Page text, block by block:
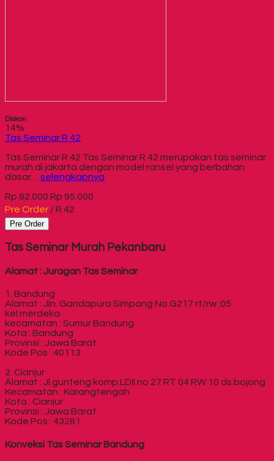
Diskon
14%
Tas Seminar R 42
Tas Seminar R 42 Tas Seminar R 42 merupakan tas seminar
murah di jakarta dengan model ransel yang berbahan
dasar… selengkapnya
Rp 82.000 Rp 95.000
Pre Order / R 42
Pre Order
Tas Seminar Murah Pekanbaru
Alamat : Juragan Tas Seminar
1. Bandung
Alamat : Jln. Gandapura Simpang No.G217 rt/rw :05
kel.merdeka
kecamatan : Sumur Bandung
Kota : Bandung
Provinsi : Jawa Barat
Kode Pos : 40113
2. Cianjur
Alamat : Jl.gunteng komp.LDII no 27 RT 04 RW 10 ds.bojong
Kecamatan : Karangtengah
Kota : Cianjur
Provinsi : Jawa Barat
Kode Pos : 43281
Konveksi Tas Seminar Bandung